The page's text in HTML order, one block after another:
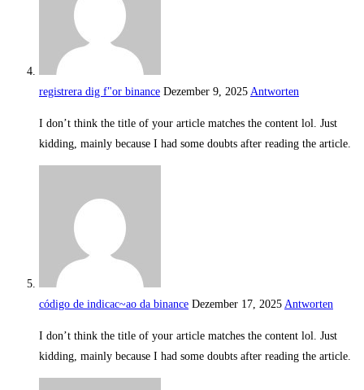
registrera dig f"or binance Dezember 9, 2025 Antworten
I don’t think the title of your article matches the content lol. Just
kidding, mainly because I had some doubts after reading the article.
código de indicac~ao da binance Dezember 17, 2025 Antworten
I don’t think the title of your article matches the content lol. Just
kidding, mainly because I had some doubts after reading the article.